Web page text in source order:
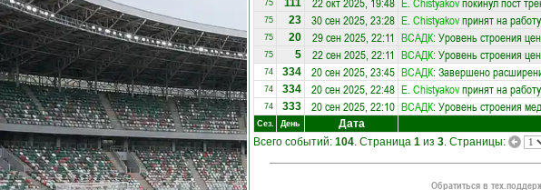
75 111
75 23 30 сен 2025, 23:28 E. Chistyakovпринят на
75 20 29 сен 2025, 22:11 ВСАДК: Уровень строения
75 5 22 сен 2025, 22:11 ВСАДК: Уровень строения
74 334 20 сен 2025, 23:45 ВСАДК: Завершено
74 334 20 сен 2025, 22:48 E. Chistyakovпринят на
74 333 20 сен 2025, 22:10 ВСАДК: Уровень строения
Сез. День Дата
Всего событий: 104. Страница 1 из 3. Страницы:
Обратиться в